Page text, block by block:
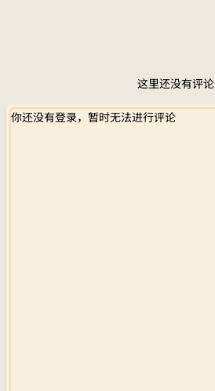
这里还没有评论
你还没有登录，暂时无法进行评论